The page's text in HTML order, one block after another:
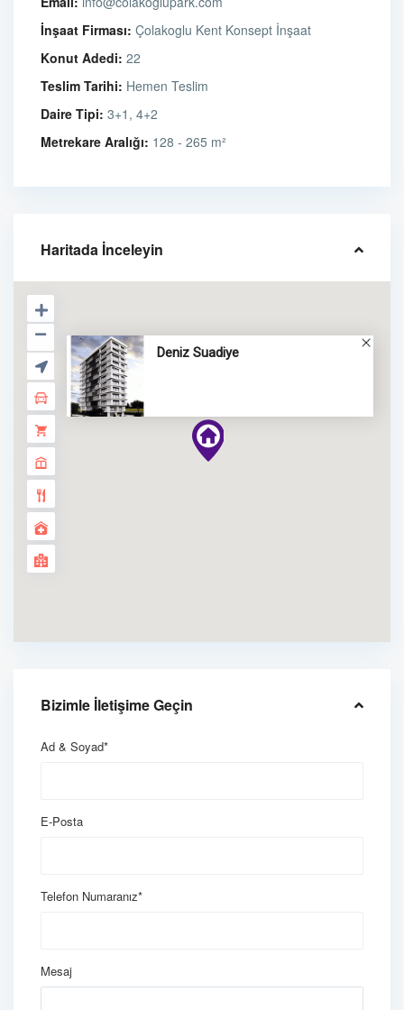
İnşaat Firması: Çolakoglu Kent Konsept İnşaat
Konut Adedi: 22
Teslim Tarihi: Hemen Teslim
Daire Tipi: 3+1, 4+2
Metrekare Aralığı: 128 - 265 m²
Haritada İnceleyin
Deniz Suadiye
Bizimle İletişime Geçin
Ad & Soyad*
E-Posta
Telefon Numaranız*
Mesaj